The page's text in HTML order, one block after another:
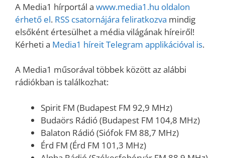
A Media1 hírportál a www.media1.hu oldalon
érhető el. RSS csatornájára feliratkozva mindig
elsőként értesülhet a média világának híreiről!
Kérheti a Media1 híreit Telegram applikációval is.
A Media1 műsorával többek között az alábbi
rádiókban is találkozhat:
Spirit FM (Budapest FM 92,9 MHz)
Budaörs Rádió (Budapest FM 104,8 MHz)
Balaton Rádió (Siófok FM 88,7 MHz)
Érd FM (Érd FM 101,3 MHz)